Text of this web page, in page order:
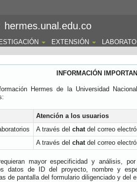
hermes.unal.edu.co
EXTENSIÓN
INFORMACIÓN
Hermes de la Universidad
Atención a los usuarios
A través del chatdel correo
A través del chatdel correo
mayor especificidad y análisis,
datos de ID del proyecto, nombre y
de pantalla del formulario diligenciado y del